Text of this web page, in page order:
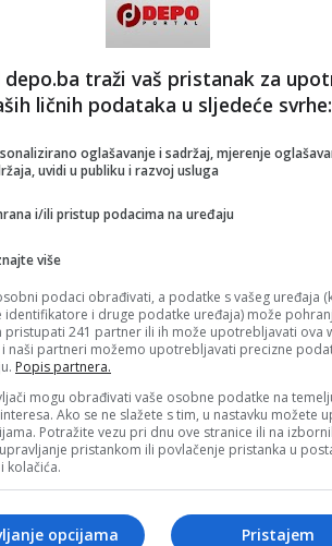
depo.ba traži vaš pristanak za
ličnih podataka u sljedeće svrhe:
oglašavanje i sadržaj, mjerenje
uvidi u publiku i razvoj usluga
i/ili pristup podacima na uređaju
više
podaci obrađivati, a podatke s vašeg uređaja
identifikatore i druge podatke uređaja) može
pristupati 241 partner ili ih može upotrebljavati ova
i naši partneri možemo upotrebljavati precizne
Popis partnera.
mogu obrađivati vaše osobne podatke na
Ako se ne slažete s tim, u nastavku možete
Potražite vezu pri dnu ove stranice ili na
pristankom ili povlačenje pristanka u
kolačića.
Pristajem
opcijama